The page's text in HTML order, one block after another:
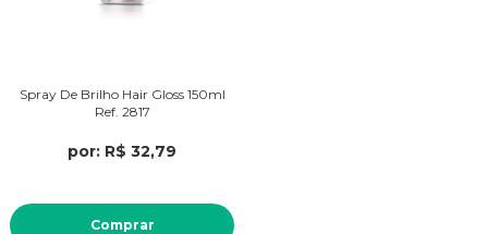
Spray De Brilho Hair Gloss 150ml
Ref. 2817
por: R$ 32,79
Comprar